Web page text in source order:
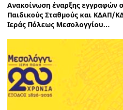
Ανακοίνωση έναρξης εγγραφών
Παιδικούς Σταθμούς και ΚΔΑΠ/
Ιεράς Πόλεως Μεσολογγίου…